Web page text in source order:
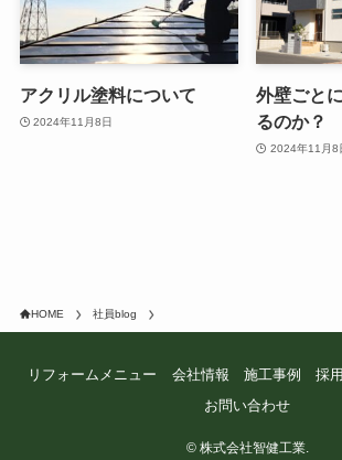
アクリル塗料について
2024年11月8日
外壁ごと
るのか？
2024年11月8
HOME 社員blog
リフォームメニュー 会社情報 施工事例 採
お問い合わせ
©株式会社智健工業.